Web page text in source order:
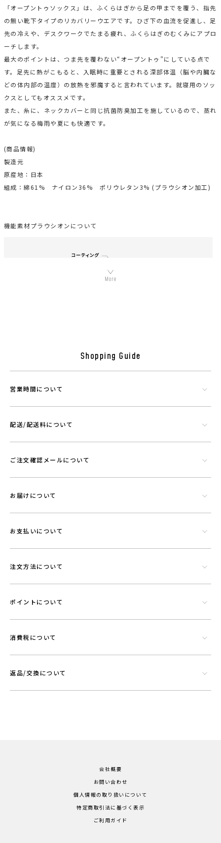
「オープントゥソックス」は、ふくらはぎから足の甲までを覆う、指先
の無い靴下タイプのリカバリーウエアです。ひざ下の血流を促進し、足
先の冷えや、デスクワークでたまる疲れ、ふくらはぎのむくみにアプロ
ーチします。
最大のポイントは、つま先を覆わない“オープントゥ”にしている点で
す。足先に熱がこもると、入眠時に重要とされる深部体温（脳や内臓な
どの体内部の温度）の放熱を邪魔すると言われています。就寝用のソッ
クスとしてもオススメです。
また、糸に、ネックカバーと同じ抗菌防臭加工を施しているので、蒸れ
が気になる梅雨や夏にも快適です。
(商品情報)
製造元
原産地：日本
組成：綿61% ナイロン36% ポリウレタン3% (プラウシオン加工)
機能素材プラウシオンについて
シリカやトルマリンなど数種類の天然鉱石でできたミネラル混合体で
す。功績を微細に粉砕したものを染色工程で繊維にコーティングさせウ
Shopping Guide
営業時間について
配送/配送料について
ご注文確認メールについて
お届けについて
お支払いについて
注文方法について
ポイントについて
消費税について
返品/交換について
会社概要
お問い合わせ
個人情報の取り扱いについて
特定商取引法に基づく表示
ご利用ガイド